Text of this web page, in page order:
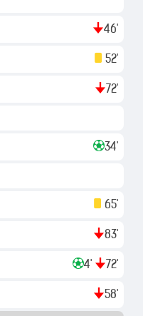
46'
52'
72'
34'
65'
83'
4' 72'
58'